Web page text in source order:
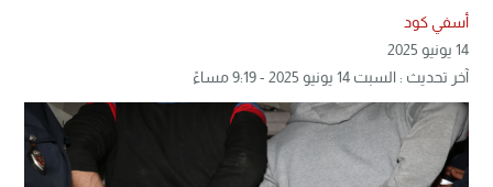
أسفي كود
14 يونيو 2025
آخر تحديث : السبت 14 يونيو 2025 - 9:19 مساءً